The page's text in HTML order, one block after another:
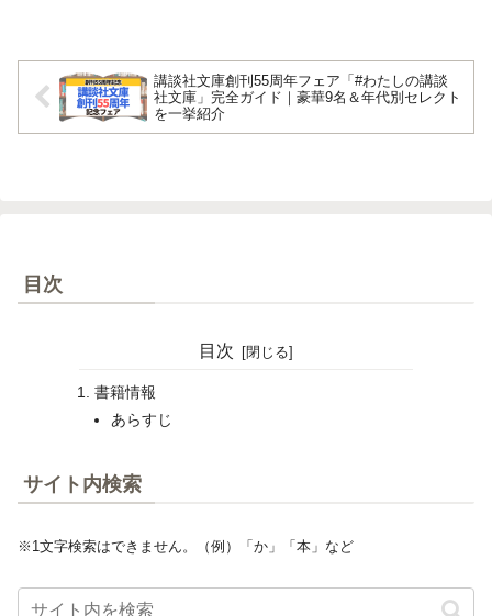
講談社文庫創刊55周年フェア「#わたしの講談
社文庫」完全ガイド｜豪華9名＆年代別セレクト
を一挙紹介
目次
目次
書籍情報
あらすじ
サイト内検索
※1文字検索はできません。（例）「か」「本」など